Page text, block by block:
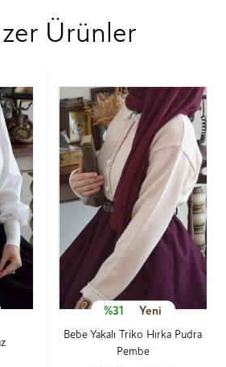
Ürünler
%31 Yeni
Bebe Yakalı Triko Hırka Pudra
Pembe